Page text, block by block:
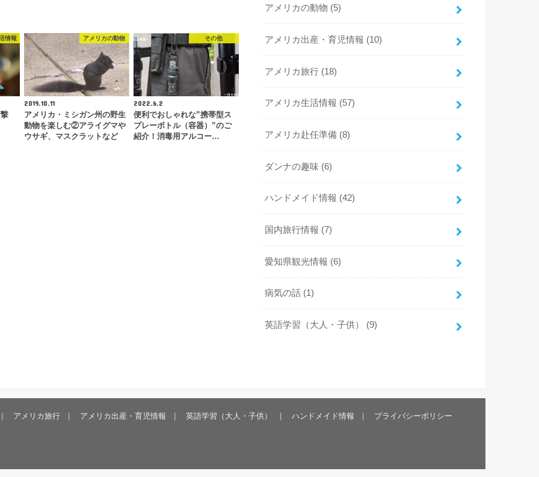
情報 アメリカの動物
2019.10.11
アメリカ・ミシガン州の野生
動物を楽しむ②アライグマや
ウサギ、マスクラットなど
その他
2022.6.2
便利でおしゃれな”携帯型ス
プレーボトル（容器）”のご
紹介！消毒用アルコー…
アメリカの動物 (5)
アメリカ出産・育児情報 (10)
アメリカ旅行 (18)
アメリカ生活情報 (57)
アメリカ赴任準備 (8)
ダンナの趣味 (6)
ハンドメイド情報 (42)
国内旅行情報 (7)
愛知県観光情報 (6)
病気の話 (1)
英語学習（大人・子供） (9)
アメリカ旅行 アメリカ出産・育児情報 英語学習（大人・子供） ハンドメイド情報 プライバシーポリシー